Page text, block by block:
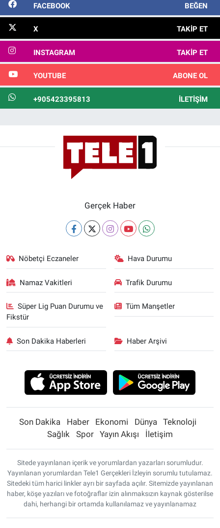
FACEBOOK BEĞEN
X TAKIP ET
INSTAGRAM TAKIP ET
YOUTUBE ABONE OL
+905423395813 İLETIŞIM
Gerçek Haber
Nöbetçi Eczaneler Hava Durumu
Namaz Vakitleri Trafik Durumu
Süper Lig Puan Durumu ve
Fikstür
Tüm Manşetler
Son Dakika Haberleri Haber Arşivi
Son Dakika Haber Ekonomi Dünya
Teknoloji
Sağlık
Spor Yayın Akışı İletişim
Sitede yayınlanan içerik ve yorumlardan yazarları sorumludur.
Yayınlanan yorumlardan Tele1 Gerçekleri İzleyin sorumlu tutulamaz.
Sitedeki tüm harici linkler ayrı bir sayfada açılır. Sitemizde yayınlanan
haber, köşe yazıları ve fotoğraflar izin alınmaksızın kaynak gösterilse
dahi, herhangi bir ortamda kullanılamaz ve yayınlanamaz